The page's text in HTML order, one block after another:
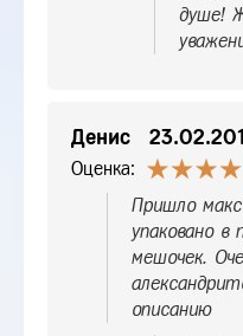
душе!
Денис
Оценка:
Пришло
упаковано в
мешочек.
описанию